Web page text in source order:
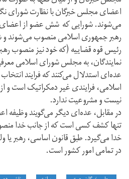
اعضای مجلس خبرگان با نظارت شورای
می‌شوند. شورایی که شش عضو از اعضای
رهبر جمهوری اسلامی منصوب می‌شوند
ر‌ئیس قوه قضاییه (که خود نیز منصوب
نمایندگان، به مجلس شورای اسلامی
عده‌ای استدلال می‌کنند که فرایند
اسلامی، فرایندی غیر دمکراتیک است و
نیست و مشروعیت ندارد.
در مقابل، عده‌ای دیگر می‌گویند
تنها کشف کسی است که از جانب خدا
خدا می‌گیرد. طبق قانون اساسی، رهبر یا
در تمامی امور کشور است.